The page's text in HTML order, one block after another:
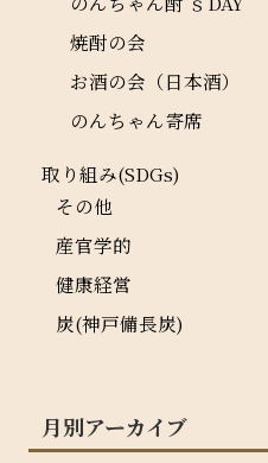
焼酎の会
お酒の会（日本酒）
のんちゃん寄席
取り組み(SDGs)
その他
産官学的
健康経営
炭(神戸備長炭)
月別アーカイブ